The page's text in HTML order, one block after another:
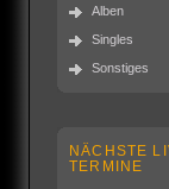
Alben
Singles
Sonstiges
NÄCHSTE
TERMINE